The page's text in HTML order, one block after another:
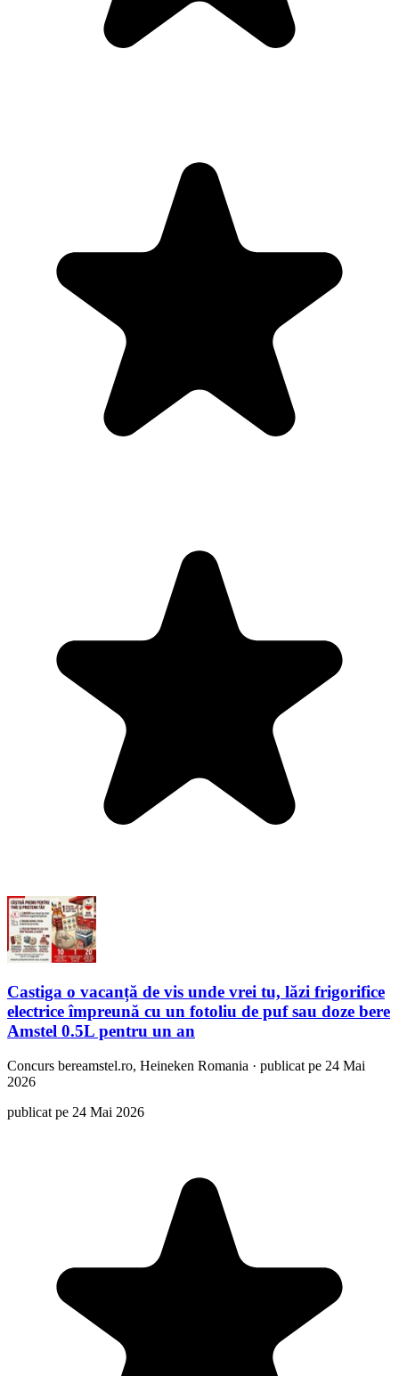
Castiga o vacanță de vis unde vrei tu, lăzi frigorifice
electrice împreună cu un fotoliu de puf sau doze bere
Amstel 0.5L pentru un an
Concurs bereamstel.ro, Heineken Romania · publicat pe 24 Mai
2026
publicat pe 24 Mai 2026